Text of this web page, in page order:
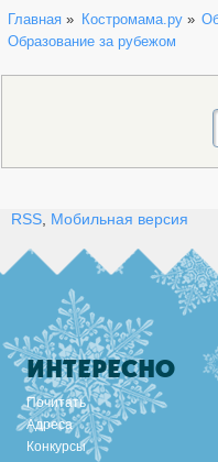
Главная » Костромама.ру»
Образование за рубежом
RSS Мобильная версия
ИНТЕРЕСНО
Почитать
Адреса
Конкурсы